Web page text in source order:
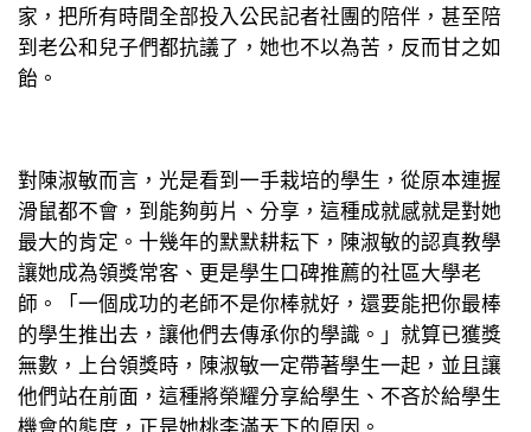
家，把所有時間全部投入公民記者社團的陪伴，甚至陪
到老公和兒子們都抗議了，她也不以為苦，反而甘之如
飴。
對陳淑敏而言，光是看到一手栽培的學生，從原本連握
滑鼠都不會，到能夠剪片、分享，這種成就感就是對她
最大的肯定。十幾年的默默耕耘下，陳淑敏的認真教學
讓她成為領獎常客、更是學生口碑推薦的社區大學老
師。「一個成功的老師不是你棒就好，還要能把你最棒
的學生推出去，讓他們去傳承你的學識。」就算已獲獎
無數，上台領獎時，陳淑敏一定帶著學生一起，並且讓
他們站在前面，這種將榮耀分享給學生、不吝於給學生
機會的態度，正是她桃李滿天下的原因。